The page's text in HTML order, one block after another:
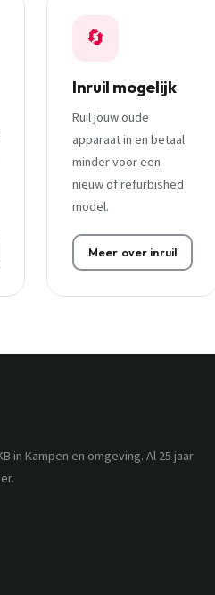
🔄
Inruil mogelijk
Ruil jouw oude
apparaat in en betaal
minder voor een
nieuw of refurbished
model.
Meer over inruil
in Kampen en omgeving. Al 25 jaar